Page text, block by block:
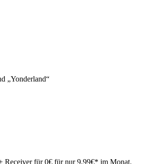
„Yonderland“
Receiver für 0€ für nur 9,99€* im Monat.